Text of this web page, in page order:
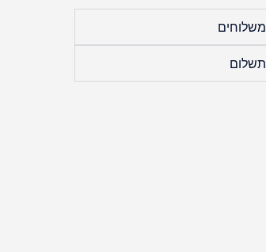
משלוחים
תשלום